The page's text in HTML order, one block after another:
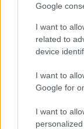
Google
I want to
related to
device
I want to
Google for
I want to
personalized